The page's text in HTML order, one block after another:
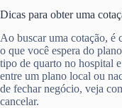
Dicas para obter uma
Ao buscar uma cotação, é
o que você espera do
tipo de quarto no hospital
entre um plano local ou
de fechar negócio, veja
cancelar.